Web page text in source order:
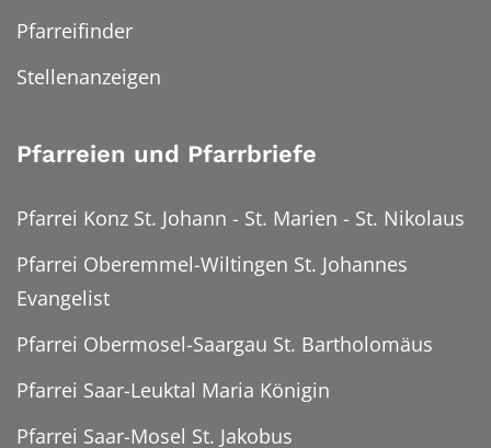
Pfarreifinder
Stellenanzeigen
Pfarreien und Pfarrbriefe
Pfarrei Konz St. Johann - St. Marien - St. Nikolaus
Pfarrei Oberemmel-Wiltingen St. Johannes
Evangelist
Pfarrei Obermosel-Saargau St. Bartholomäus
Pfarrei Saar-Leuktal Maria Königin
Pfarrei Saar-Mosel St. Jakobus